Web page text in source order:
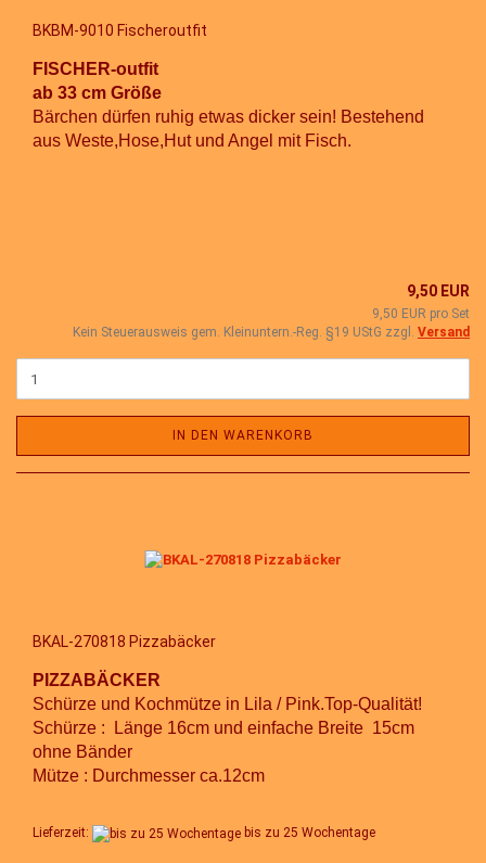
BKBM-9010 Fischeroutfit
FISCHER-outfit
ab 33 cm Größe
Bärchen dürfen ruhig etwas dicker sein! Bestehend
aus Weste,Hose,Hut und Angel mit Fisch.
9,50 EUR
9,50 EUR pro Set
Kein Steuerausweis gem. Kleinuntern.-Reg. §19 UStG zzgl. Versand
IN DEN WARENKORB
BKAL-270818 Pizzabäcker
PIZZABÄCKER
Schürze und Kochmütze in Lila / Pink.Top-Qualität!
Schürze : Länge 16cm und einfache Breite 15cm
ohne Bänder
Mütze : Durchmesser ca.12cm
Lieferzeit: bis zu 25 Wochentage